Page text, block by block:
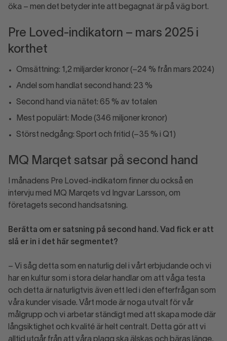
öka – men det betyder inte att begagnat är på väg bort.
Pre Loved-indikatorn – mars 2025 i
korthet
Omsättning: 1,2 miljarder kronor (–24 % från mars 2024)
Andel som handlat second hand: 23 %
Second hand via nätet: 65 % av totalen
Mest populärt: Mode (346 miljoner kronor)
Störst nedgång: Sport och fritid (–35 % i Q1)
MQ Marqet satsar på second hand
I månadens Pre Loved-indikatorn finner du också en
intervju med MQ Marqets vd Ingvar Larsson, om
företagets second handsatsning.
Berätta om er satsning på second hand. Vad fick er att
slå er in i det här segmentet?
– Vi såg detta som en naturlig del i vårt erbjudande och vi
har en kultur som i stora delar handlar om att våga testa
och detta är naturligtvis även ett led i den efterfrågan som
våra kunder visade. Vårt mode är noga utvalt för vår
målgrupp och vi arbetar ständigt med att skapa mode där
långsiktighet och kvalité är helt centralt. Detta gör att vi
alltid utgår från att våra plagg ska älskas och bäras länge,